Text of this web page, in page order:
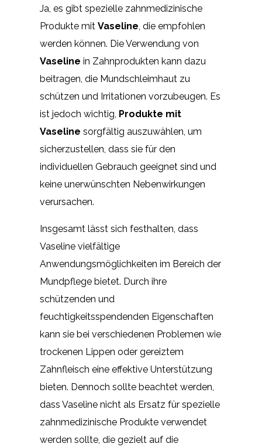
Ja, es gibt spezielle zahnmedizinische
Produkte mit Vaseline, die empfohlen
werden können. Die Verwendung von
Vaseline in Zahnprodukten kann dazu
beitragen, die Mundschleimhaut zu
schützen und Irritationen vorzubeugen. Es
ist jedoch wichtig, Produkte mit
Vaseline sorgfältig auszuwählen, um
sicherzustellen, dass sie für den
individuellen Gebrauch geeignet sind und
keine unerwünschten Nebenwirkungen
verursachen.
Insgesamt lässt sich festhalten, dass
Vaseline vielfältige
Anwendungsmöglichkeiten im Bereich der
Mundpflege bietet. Durch ihre
schützenden und
feuchtigkeitsspendenden Eigenschaften
kann sie bei verschiedenen Problemen wie
trockenen Lippen oder gereiztem
Zahnfleisch eine effektive Unterstützung
bieten. Dennoch sollte beachtet werden,
dass Vaseline nicht als Ersatz für spezielle
zahnmedizinische Produkte verwendet
werden sollte, die gezielt auf die